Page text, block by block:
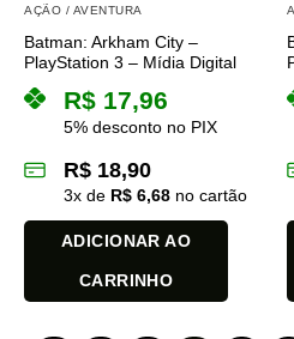
AÇÃO / AVENTURA
Batman: Arkham City –
PlayStation 3 – Mídia Digital
R$ 17,96
5% desconto no PIX
R$ 18,90
3x de R$ 6,68 no cartão
ADICIONAR AO
CARRINHO